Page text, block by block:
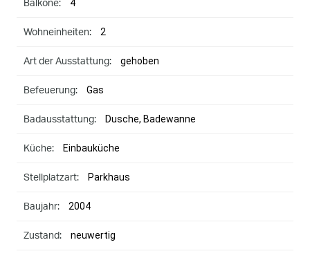
Balkone: 4
Wohneinheiten: 2
Art der Ausstattung: gehoben
Befeuerung: Gas
Badausstattung: Dusche, Badewanne
Küche: Einbauküche
Stellplatzart: Parkhaus
Baujahr: 2004
Zustand: neuwertig